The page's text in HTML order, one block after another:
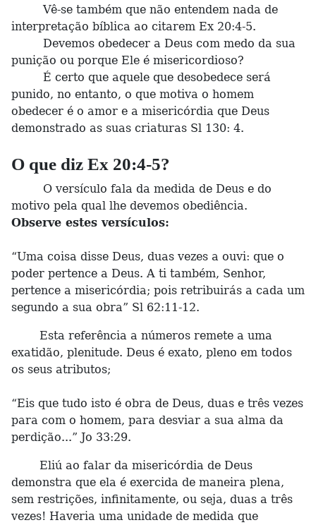
Vê-se também que não entendem nada de
interpretação bíblica ao citarem Ex 20:4-5.
Devemos obedecer a Deus com medo da sua
punição ou porque Ele é misericordioso?
É certo que aquele que desobedece será
punido, no entanto, o que motiva o homem
obedecer é o amor e a misericórdia que Deus
demonstrado as suas criaturas Sl 130: 4.
O que diz Ex 20:4-5?
O versículo fala da medida de Deus e do
motivo pela qual lhe devemos obediência.
Observe estes versículos:
“Uma coisa disse Deus, duas vezes a ouvi: que o
poder pertence a Deus. A ti também, Senhor,
pertence a misericórdia; pois retribuirás a cada um
segundo a sua obra” Sl 62:11-12.
Esta referência a números remete a uma
exatidão, plenitude. Deus é exato, pleno em todos
os seus atributos;
“Eis que tudo isto é obra de Deus, duas e três vezes
para com o homem, para desviar a sua alma da
perdição...” Jo 33:29.
Eliú ao falar da misericórdia de Deus
demonstra que ela é exercida de maneira plena,
sem restrições, infinitamente, ou seja, duas a três
vezes! Haveria uma unidade de medida que